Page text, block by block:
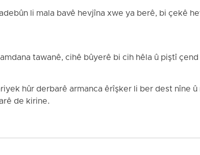
li mala bavê hevjîna xwe ya berê, bi çekê
tawanê, cihê bûyerê bi cih hêla û piştî
hûr derbarê armanca êrîşker li ber dest nîne
de kirine.